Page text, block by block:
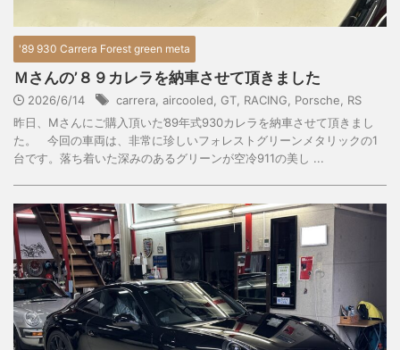
'89 930 Carrera Forest green meta
Ｍさんの’８９カレラを納車させて頂きました
2026/6/14 carrera aircooled GT RACING Porsche
RS
昨日、Mさんにご購入頂いた’89年式930カレラを納車させて頂きまし
た。 今回の車両は、非常に珍しいフォレストグリーンメタリックの1
台です。落ち着いた深みのあるグリーンが空冷911の美し ...